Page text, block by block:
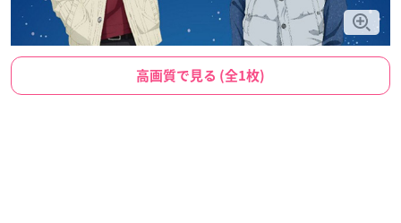
高画質で見る (全1枚)